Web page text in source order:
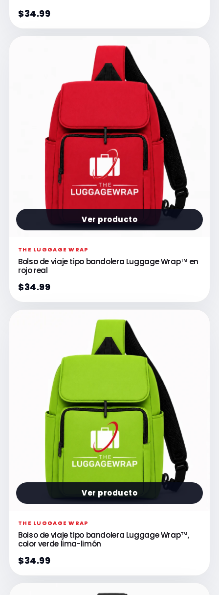
$34.99
Ver producto
THE LUGGAGE WRAP
Bolso de viaje tipo bandolera Luggage Wrap™ en
rojo real
$34.99
Ver producto
THE LUGGAGE WRAP
Bolso de viaje tipo bandolera Luggage Wrap™,
color verde lima-limón
$34.99